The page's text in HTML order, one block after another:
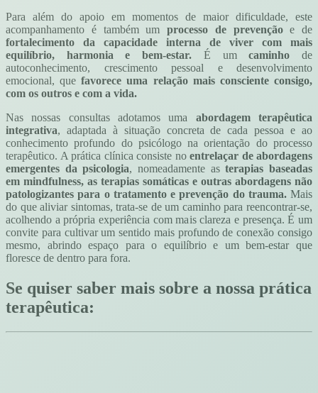
Para além do apoio em momentos de maior dificuldade, este
acompanhamento é também um processo de prevençãoe de
fortalecimento da capacidade interna de viver com mais
equilíbrio, harmonia e bem-estar. É umcaminho de
autoconhecimento, crescimento pessoal e desenvolvimento
emocional, quefavorece uma relação mais consciente consigo,
com os outros e com a vida.
Nas nossas consultas adotamos uma abordagem terapêutica
integrativa, adaptada à situação concreta de cada pessoa e ao
conhecimento profundo do psicólogo na orientação do processo
terapêutico. A prática clínica consiste no entrelaçar de abordagens
emergentes da psicologia, nomeadamente asterapias baseadas
em mindfulness, as terapias somáticas e outras abordagens não
patologizantes para o tratamento e prevenção do trauma. Mais
do que aliviar sintomas, trata-se de um caminho para reencontrar-se,
acolhendo a própria experiência com mais clareza e presença. É um
convite para cultivar um sentido mais profundo de conexão consigo
mesmo, abrindo espaço para o equilíbrio e um bem-estar que
floresce de dentro para fora.
Se quiser saber mais sobre a nossa prática
terapêutica: